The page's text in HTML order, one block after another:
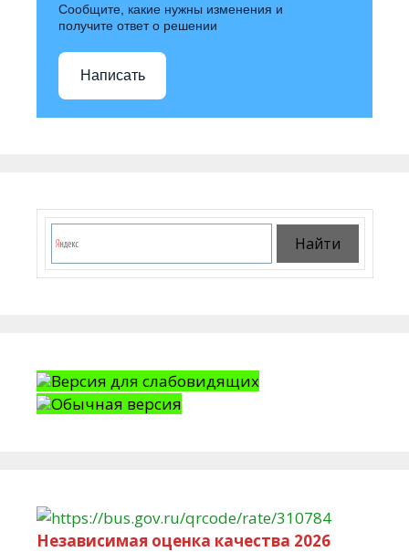
Сообщите, какие нужны изменения и
получите ответ о решении
Написать
Версия для слабовидящих
Обычная версия
Независимая оценка качества 2026